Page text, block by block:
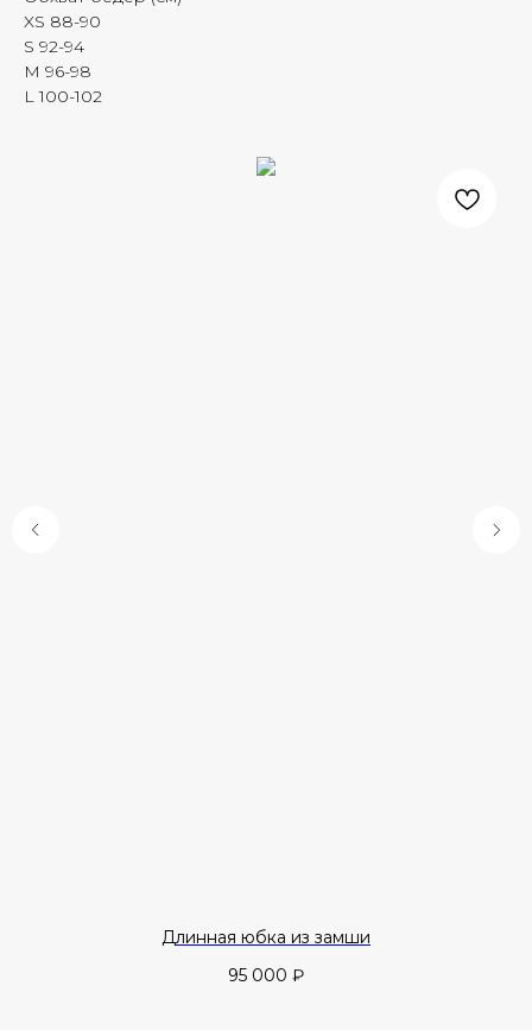
XS 88-90
S 92-94
M 96-98
L 100-102
Длинная юбка из замши
95 000 ₽